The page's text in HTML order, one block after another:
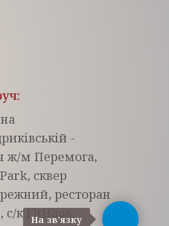
-
ж/м Перемога,
сквер
ресторан
с/к FitHaus,
На зв'язку